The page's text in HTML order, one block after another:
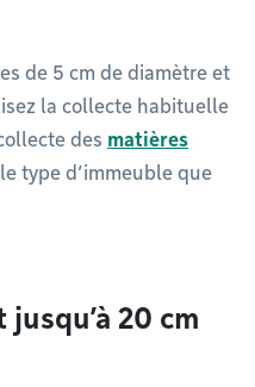
de 5 cm de diamètre et
la collecte habituelle
des matières
type d’immeuble que
20 cm